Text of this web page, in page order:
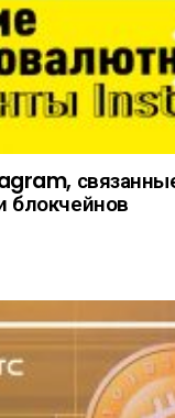
блокчейнов